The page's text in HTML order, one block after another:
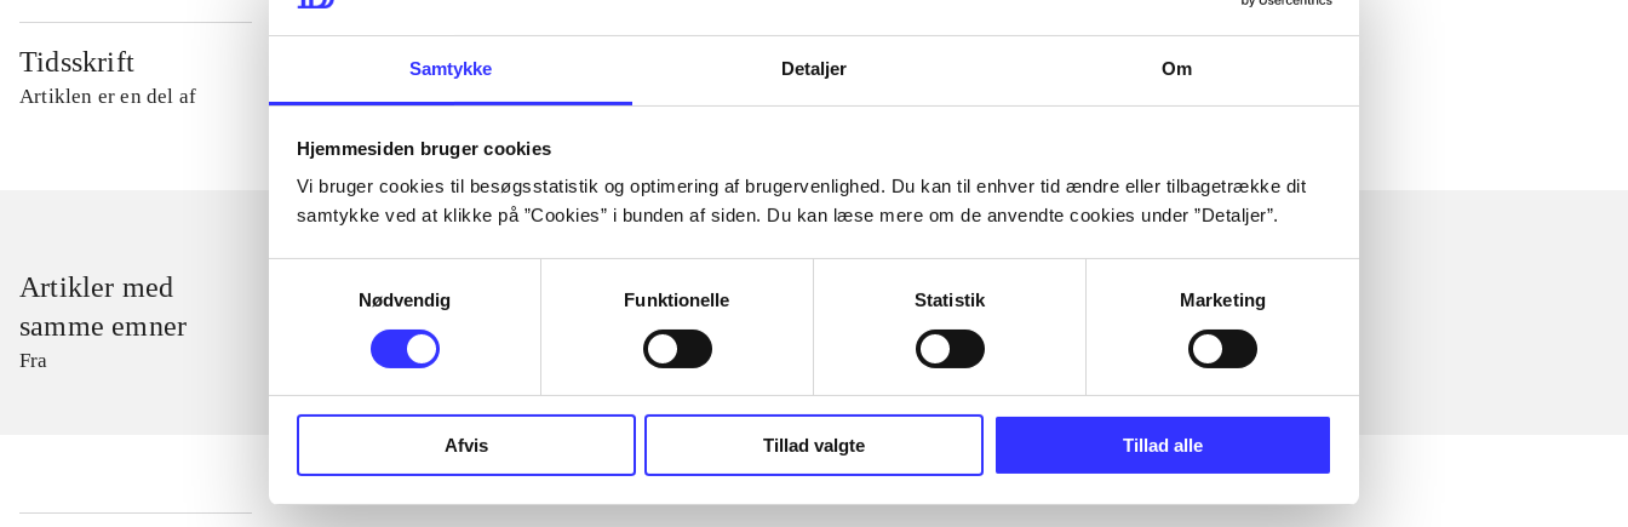
Samtykke Detaljer Om
Hjemmesiden bruger cookies
Vi bruger cookies til besøgsstatistik og optimering af brugervenlighed. Du kan til enhver tid ændre eller tilbagetrække dit
samtykke ved at klikke på ”Cookies” i bunden af siden. Du kan læse mere om de anvendte cookies under ”Detaljer”.
Nødvendig
Funktionelle Statistik Marketing
Afvis Tillad valgte Tillad alle
Tidsskrift
Artiklen er en del af
Artiklerne i handler ofte om
Artikler med
samme emner
Fra